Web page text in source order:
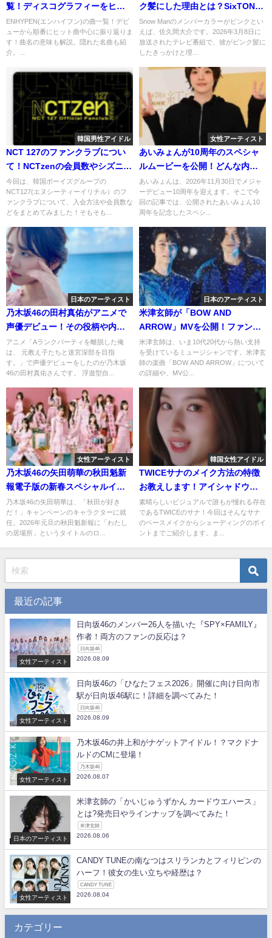
覧！ディスコグラフィーをヒッ
ト曲中心に発売順に振り返って
みた！
ENHYPEN(エンハイフン)の曲一覧！デビ
ューから順番にヒット曲中心に振り返りま
す！曲名の意味も解説。隠れた名曲も紹
介。...
ク髪にした理由とは？SixTONES
が関係していた！
Snow Manのメンバーカラーがピンクとい
えば、佐久間大介です。2026年3月8日に
放送されたテレビ番組で、彼がピンク髪に
したきっかけと理...
韓国男性アイドル
NCT 127のファンクラブについ
て！NCTzenの会員数やシズニー
はどのくらいいる？
今回は、韓国ボーイズグループの
NCT127(エヌシーティーイリチル）のフ
ァンクラブについて、入会方法や会員数な
どをまとめてみました！そもそも...
女性アーティスト
あいみょんが10周年のスペシャ
ルムービーを公開！どんな内
容？
あいみょんは、2026年11月30日でメジャ
ーデビュー10周年を迎えます。そこで今
回の記事では、公開されたあいみょん10
周年を記念したスペシ...
日本のアーティスト
乃木坂46の田村真佑がアニメで
声優デビュー！その役柄や内容
を調べてみた！
アニメ「Aランクパーティを離脱した俺
は、 元教え子たちと迷宮深部を目指
す。」で声優デビューをしたのが乃木坂
46の田村真佑さんです。 浮遊型自...
日本のアーティスト
米津玄師が「BOW AND
ARROW」MVを公開！ファンの
反応は？
米津玄師は、いま10代20代から熱い支持
を受けているミュージシャンです。米津玄
師の楽曲「BOW AND ARROW」について
の詳細や、MV公...
女性アーティスト
乃木坂46の矢田萌華の秋田魁新
報電子版の新春スペシャルイン
タビューが公開！ファンの反応
は？
乃木坂46の矢田萌華は、「秋田が好き
だ！」キャンペーンのキャラクターに就
任。2026年元旦の秋田魁新報に「わたし
の居場所」というタイトルのロ...
韓国女性アイドル
TWICEサナのメイク方法の特徴
お教えします！アイシャドウな
どメイク道具にも注目！
素晴らしいビジュアルで誰もが憧れる存在
であるTWICEのサナ！今回はそんなサナ
のベースメイクからシェーディングのポイ
ントまでご紹介します。ま...
最近の記事
女性アーティスト
日向坂46のメンバー26人を描いた『SPY×FAMILY』
作者！両方のファンの反応は？
日向坂46
2026.08.09
女性アーティスト
日向坂46の「ひなたフェス2026」開催に向け日向市
駅が日向坂46駅に！詳細を調べてみた！
日向坂46
2026.08.09
女性アーティスト
乃木坂46の井上和がナゲットアイドル！？マクドナ
ルドのCMに登場！
乃木坂46
2026.08.07
日本のアーティスト
米津玄師の「かいじゅうずかん カードウエハース」
とは?発売日やラインナップを調べてみた！
米津玄師
2026.08.06
女性アーティスト
CANDY TUNEの南なつはスリランカとフィリピンの
ハーフ！彼女の生い立ちや経歴は？
CANDY TUNE
2026.08.04
カテゴリー